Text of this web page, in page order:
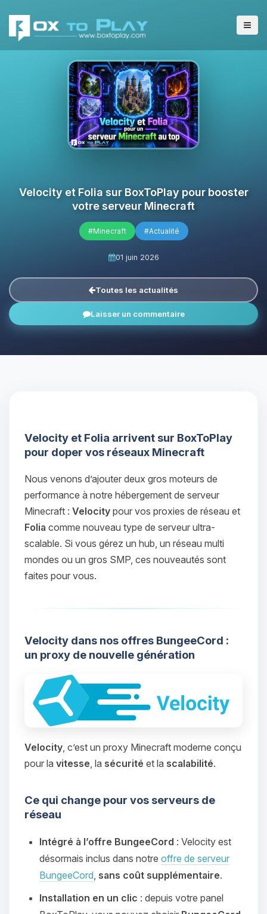
Velocity et Folia sur BoxToPlay pour booster
votre serveur Minecraft
#Minecraft #Actualité
01 juin 2026
Toutes les actualités
Laisser un commentaire
Velocity et Folia arrivent sur BoxToPlay
pour doper vos réseaux Minecraft
Nous venons d’ajouter deux gros moteurs de
performance à notre hébergement de serveur
Minecraft : Velocity pour vos proxies de réseau et
Folia comme nouveau type de serveur ultra-
scalable. Si vous gérez un hub, un réseau multi
mondes ou un gros SMP, ces nouveautés sont
faites pour vous.
Velocity dans nos offres BungeeCord :
un proxy de nouvelle génération
Velocity, c’est un proxy Minecraft moderne conçu
pour la vitesse, la sécurité et la scalabilité.
Ce qui change pour vos serveurs de
réseau
Intégré à l’offre BungeeCord : Velocity est
désormais inclus dans notre offre de serveur
BungeeCord, sans coût supplémentaire.
Installation en un clic : depuis votre panel